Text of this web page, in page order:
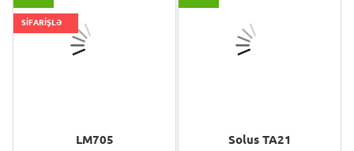
SİFARİŞLƏ
LM705 Solus TA21